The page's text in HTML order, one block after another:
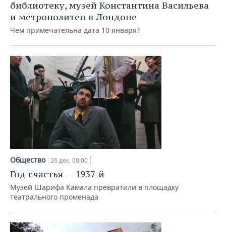
библиотеку, музей Константина Васильева
и метрополитен в Лондоне
Чем примечательна дата 10 января?
Общество 26 дек, 00:00
Год счастья — 1937-й
Музей Шарифа Камала превратили в площадку
театрального променада